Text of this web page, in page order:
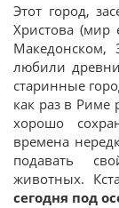
Этот город,
Христова (мир
Македонском,
любили
старинные
как раз в Риме
хорошо
времена
подавать
животных.
сегодня под